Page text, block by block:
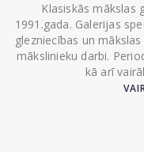
Klasiskās mākslas
1991.gada. Galerijas
glezniecības un
mākslinieku darbi.
kā arī